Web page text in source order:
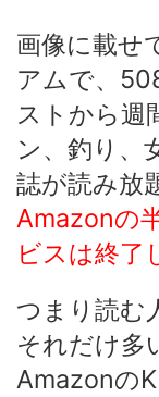
画像に載せ
アムで、
ストから週
ン、釣り、
誌が読み放
Amazonの
ビスは終了
つまり読む
それだけ多
Amazonの